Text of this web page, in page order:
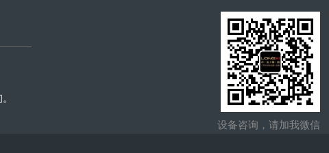
设备咨询，请加我微信